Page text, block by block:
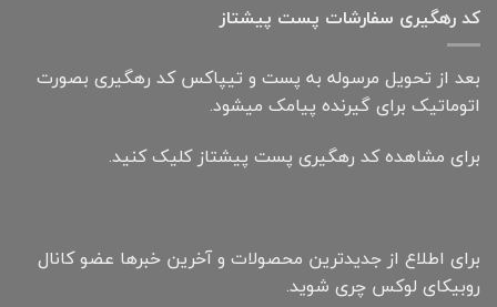
کد رهگیری سفارشات پست پیشتاز
بعد از تحویل مرسوله به پست و تیپاکس کد رهگیری بصورت
اتوماتیک برای گیرنده پیامک میشود.
برای مشاهده کد رهگیری پست پیشتاز کلیک کنید.
برای اطلاع از جدیدترین محصولات و آخرین خبرها عضو کانال
روبیکای لوکس چری شوید.